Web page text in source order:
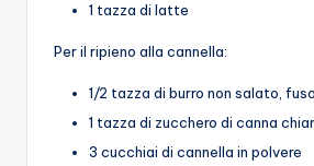
1 tazza di latte
Per il ripieno alla cannella:
1/2 tazza di burro non salato, fuso
1 tazza di zucchero di canna
3 cucchiai di cannella in polvere